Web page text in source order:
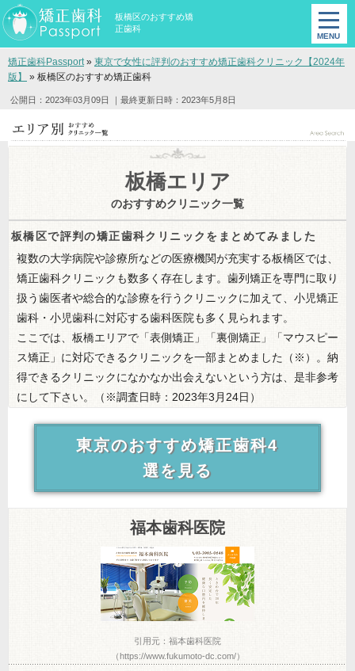
板橋区のおすすめ矯
正歯科
矯正歯科Passport» 東京で女性に評判のおすすめ矯正歯科クリニック【2024年
版】
» 板橋区のおすすめ矯正歯科
公開日：2023年03月09日 ｜最終更新日時：2023年5月8日
板橋エリア
のおすすめクリニック一覧
板橋区で評判の矯正歯科クリニックをまとめてみました
複数の大学病院や診療所などの医療機関が充実する板橋区では、
矯正歯科クリニックも数多く存在します。歯列矯正を専門に取り
扱う歯医者や総合的な診療を行うクリニックに加えて、小児矯正
歯科・小児歯科に対応する歯科医院も多く見られます。
ここでは、板橋エリアで「表側矯正」「裏側矯正」「マウスピー
ス矯正」に対応できるクリニックを一部まとめました（※）。納
得できるクリニックになかなか出会えないという方は、是非参考
にして下さい。（※調査日時：2023年3月24日）
東京のおすすめ矯正歯科4
選を見る
福本歯科医院
引用元：福本歯科医院
（https://www.fukumoto-dc.com/）